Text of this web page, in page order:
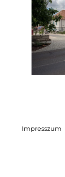
Impresszum